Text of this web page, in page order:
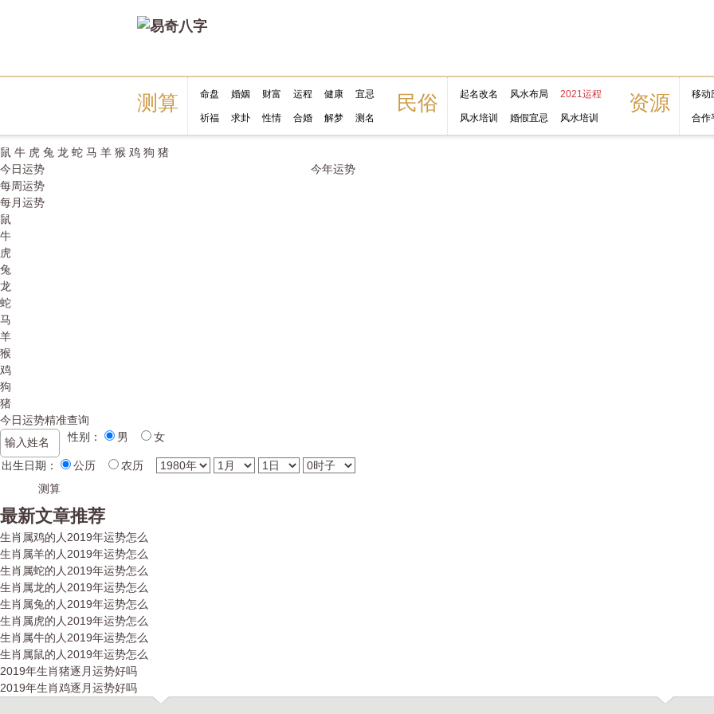
测算 命盘 婚姻 财富 运程 健康 宜忌
祈福 求卦 性情 合婚 解梦 测名
民俗 起名改名 风水布局 2021运程
风水培训 婚假宜忌 风水培训
资源 移动
合作
鼠 牛 虎 兔 龙 蛇 马 羊 猴 鸡 狗 猪
今日运势
每周运势
每月运势
今年运势
鼠
牛
虎
兔
龙
蛇
马
羊
猴
鸡
狗
猪
今日运势精准查询
性别：
男 女
出生日期： 公历 农历
最新文章推荐
生肖属鸡的人2019年运势怎么
生肖属羊的人2019年运势怎么
生肖属蛇的人2019年运势怎么
生肖属龙的人2019年运势怎么
生肖属兔的人2019年运势怎么
生肖属虎的人2019年运势怎么
生肖属牛的人2019年运势怎么
生肖属鼠的人2019年运势怎么
2019年生肖猪逐月运势好吗
2019年生肖鸡逐月运势好吗